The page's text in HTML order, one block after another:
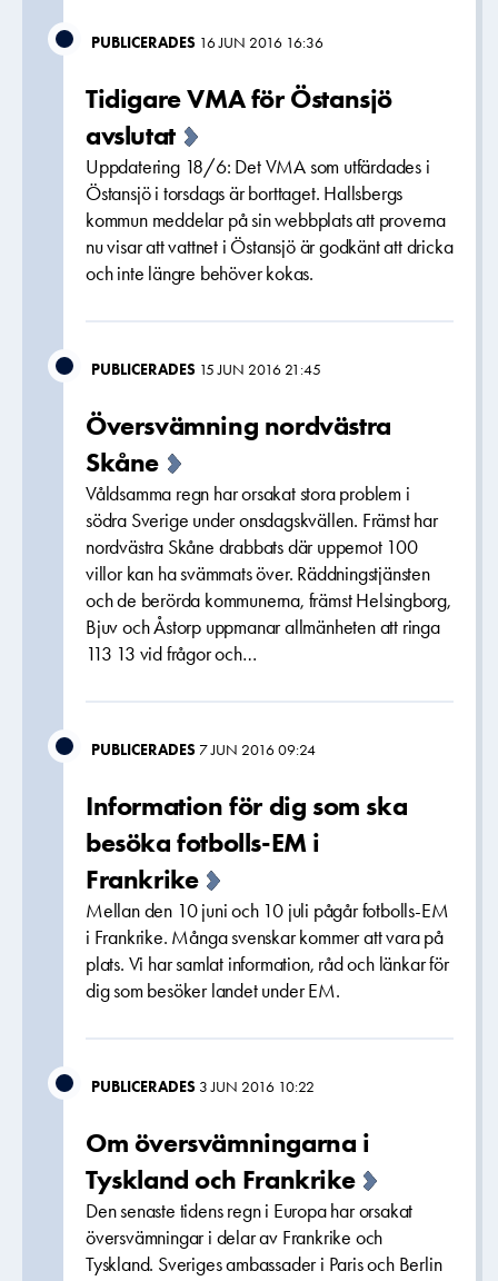
PUBLICERADES 16 JUN 2016 16:36
Tidigare VMA för Östansjö
avslutat
Uppdatering 18/6: Det VMA som utfärdades i
Östansjö i torsdags är borttaget. Hallsbergs
kommun meddelar på sin webbplats att proverna
nu visar att vattnet i Östansjö är godkänt att dricka
och inte längre behöver kokas.
PUBLICERADES 15 JUN 2016 21:45
Översvämning nordvästra
Skåne
Våldsamma regn har orsakat stora problem i
södra Sverige under onsdagskvällen. Främst har
nordvästra Skåne drabbats där uppemot 100
villor kan ha svämmats över. Räddningstjänsten
och de berörda kommunerna, främst Helsingborg,
Bjuv och Åstorp uppmanar allmänheten att ringa
113 13 vid frågor och…
PUBLICERADES 7 JUN 2016 09:24
Information för dig som ska
besöka fotbolls-EM i
Frankrike
Mellan den 10 juni och 10 juli pågår fotbolls-EM
i Frankrike. Många svenskar kommer att vara på
plats. Vi har samlat information, råd och länkar för
dig som besöker landet under EM.
PUBLICERADES 3 JUN 2016 10:22
Om översvämningarna i
Tyskland och Frankrike
Den senaste tidens regn i Europa har orsakat
översvämningar i delar av Frankrike och
Tyskland. Sveriges ambassader i Paris och Berlin